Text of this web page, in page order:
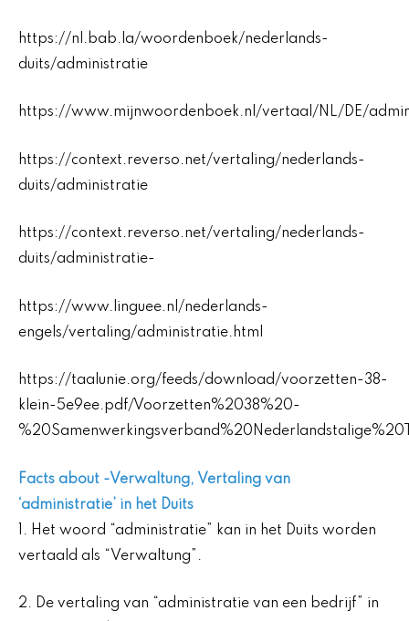
https://nl.bab.la/woordenboek/nederlands-
duits/administratie
https://www.mijnwoordenboek.nl/vertaal/NL/DE/
https://context.reverso.net/vertaling/nederlands-
duits/administratie
https://context.reverso.net/vertaling/nederlands-
duits/administratie-
https://www.linguee.nl/nederlands-
engels/vertaling/administratie.html
https://taalunie.org/feeds/download/voorzetten-38-
klein-5e9ee.pdf/Voorzetten%2038%20-
Facts about -Verwaltung, Vertaling van
‘administratie’ in het Duits
1. Het woord “administratie” kan in het Duits worden
vertaald als “Verwaltung”.
2. De vertaling van “administratie van een bedrijf” in